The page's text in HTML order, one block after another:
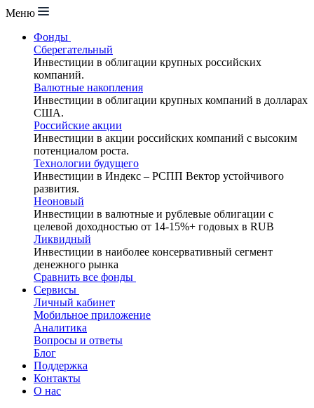
Меню
Фонды
Сберегательный
Инвестиции в облигации крупных российских
компаний.
Валютные накопления
Инвестиции в облигации крупных компаний в долларах
США.
Российские акции
Инвестиции в акции российских компаний с высоким
потенциалом роста.
Технологии будущего
Инвестиции в Индекс – РСПП Вектор устойчивого
развития.
Неоновый
Инвестиции в валютные и рублевые облигации с
целевой доходностью от 14-15%+ годовых в RUB
Ликвидный
Инвестиции в наиболее консервативный сегмент
денежного рынка
Сравнить все фонды
Сервисы
Личный кабинет
Мобильное приложение
Аналитика
Вопросы и ответы
Блог
Поддержка
Контакты
О нас